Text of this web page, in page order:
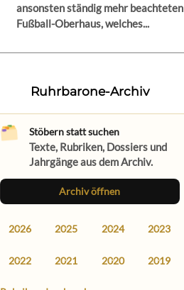
ansonsten ständig mehr beachteten
Fußball-Oberhaus, welches...
Ruhrbarone-Archiv
Stöbern statt suchen
Texte, Rubriken, Dossiers und
Jahrgänge aus dem Archiv.
Archiv öffnen
2026 2025 2024 2023
2022 2021 2020 2019